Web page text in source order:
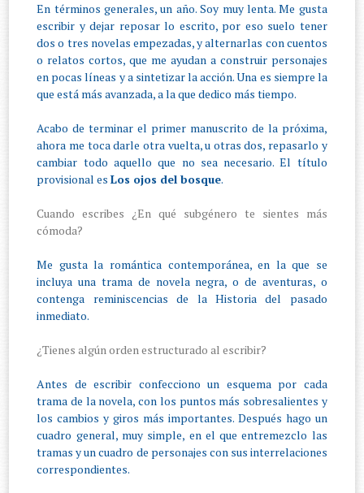
En términos generales, un año. Soy muy lenta. Me gusta
escribir y dejar reposar lo escrito, por eso suelo tener
dos o tres novelas empezadas, y alternarlas con cuentos
o relatos cortos, que me ayudan a construir personajes
en pocas líneas y a sintetizar la acción. Una es siempre la
que está más avanzada, a la que dedico más tiempo.
Acabo de terminar el primer manuscrito de la próxima,
ahora me toca darle otra vuelta, u otras dos, repasarlo y
cambiar todo aquello que no sea necesario. El título
provisional esLos ojos del bosque.
Cuando escribes ¿En qué subgénero te sientes más
cómoda?
Me gusta la romántica contemporánea, en la que se
incluya una trama de novela negra, o de aventuras, o
contenga reminiscencias de la Historia del pasado
inmediato.
¿Tienes algún orden estructurado al escribir?
Antes de escribir confecciono un esquema por cada
trama de la novela, con los puntos más sobresalientes y
los cambios y giros más importantes. Después hago un
cuadro general, muy simple, en el que entremezclo las
tramas y un cuadro de personajes con sus interrelaciones
correspondientes.